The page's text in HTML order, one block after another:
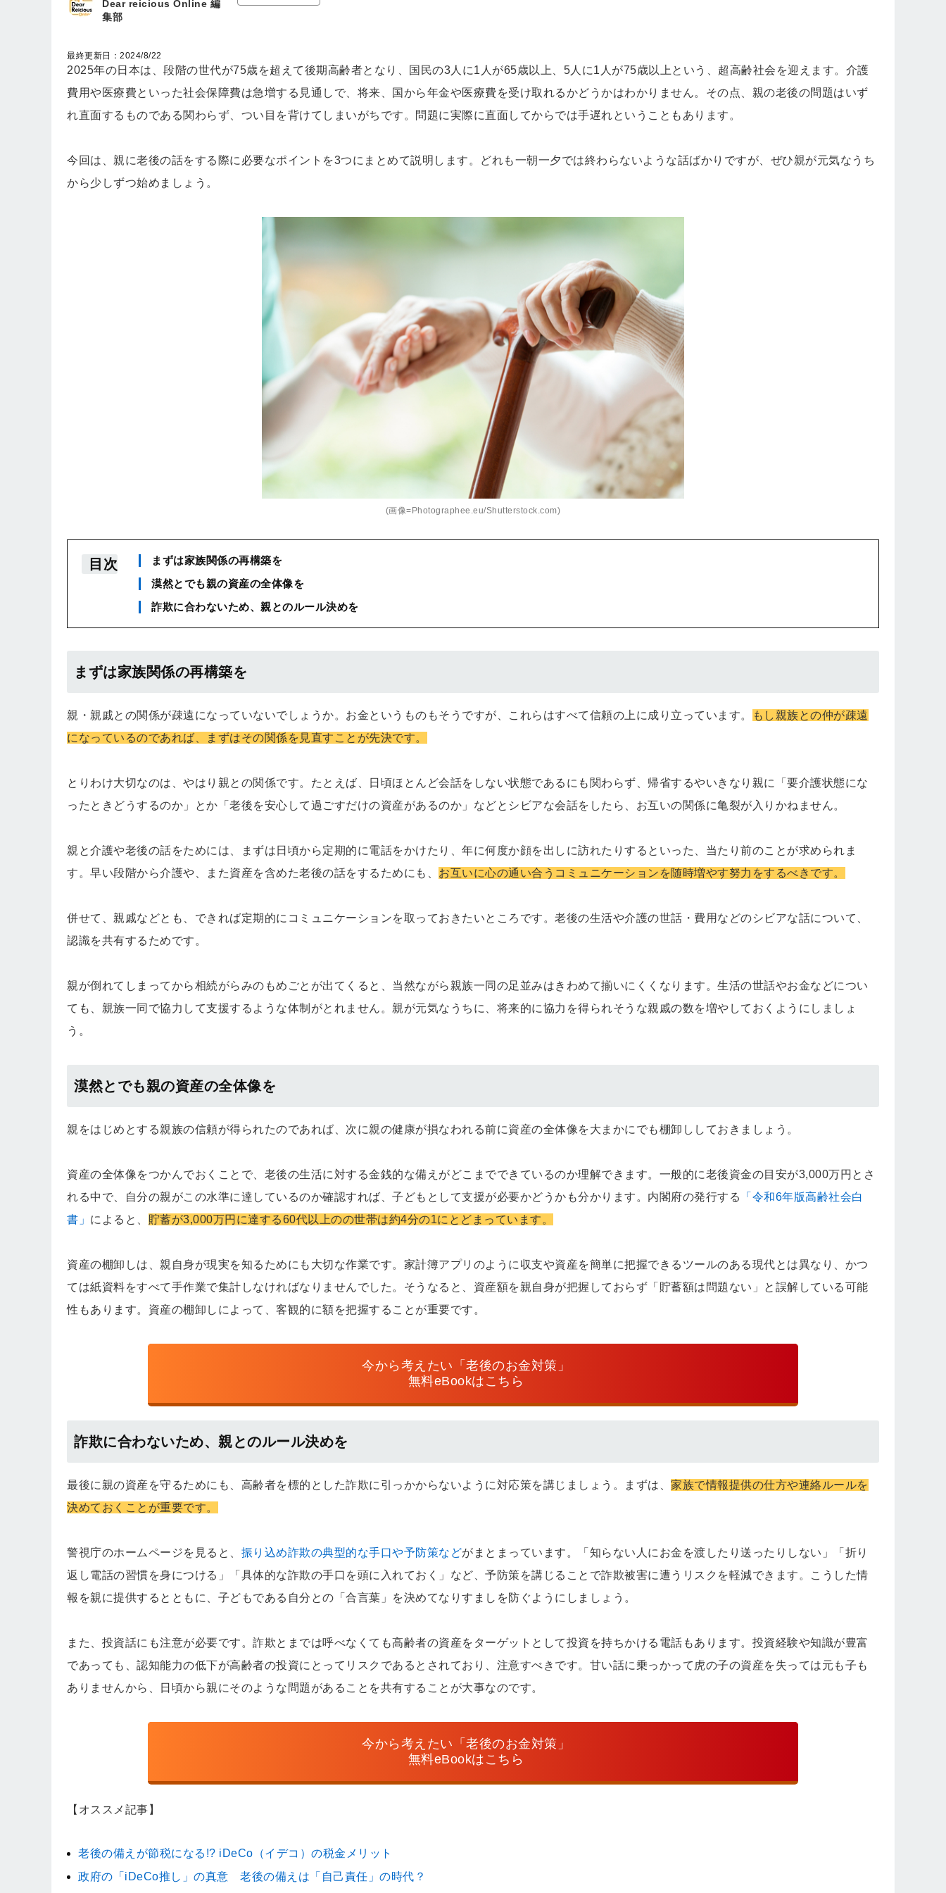
Dear reicious Online 編
集部
最終更新日：2024/8/22
2025年の日本は、段階の世代が75歳を超えて後期高齢者となり、国民の3人に1人が65歳以上、5人に1人が75歳以上という、超高齢社会を迎えます。介護
費用や医療費といった社会保障費は急増する見通しで、将来、国から年金や医療費を受け取れるかどうかはわかりません。その点、親の老後の問題はいず
れ直面するものである関わらず、つい目を背けてしまいがちです。問題に実際に直面してからでは手遅れということもあります。
今回は、親に老後の話をする際に必要なポイントを3つにまとめて説明します。どれも一朝一夕では終わらないような話ばかりですが、ぜひ親が元気なうち
から少しずつ始めましょう。
(画像=Photographee.eu/Shutterstock.com)
目次
まずは家族関係の再構築を
漠然とでも親の資産の全体像を
詐欺に合わないため、親とのルール決めを
まずは家族関係の再構築を
親・親戚との関係が疎遠になっていないでしょうか。お金というものもそうですが、これらはすべて信頼の上に成り立っています。
もし親族との仲が疎遠
になっているのであれば、まずはその関係を見直すことが先決です。
とりわけ大切なのは、やはり親との関係です。たとえば、日頃ほとんど会話をしない状態であるにも関わらず、帰省するやいきなり親に「要介護状態にな
ったときどうするのか」とか「老後を安心して過ごすだけの資産があるのか」などとシビアな会話をしたら、お互いの関係に亀裂が入りかねません。
親と介護や老後の話をためには、まずは日頃から定期的に電話をかけたり、年に何度か顔を出しに訪れたりするといった、当たり前のことが求められま
す。早い段階から介護や、また資産を含めた老後の話をするためにも、 お互いに心の通い合うコミュニケーションを随時増やす努力をするべきです。
併せて、親戚などとも、できれば定期的にコミュニケーションを取っておきたいところです。老後の生活や介護の世話・費用などのシビアな話について、
認識を共有するためです。
親が倒れてしまってから相続がらみのもめごとが出てくると、当然ながら親族一同の足並みはきわめて揃いにくくなります。生活の世話やお金などについ
ても、親族一同で協力して支援するような体制がとれません。親が元気なうちに、将来的に協力を得られそうな親戚の数を増やしておくようにしましょ
う。
漠然とでも親の資産の全体像を
親をはじめとする親族の信頼が得られたのであれば、次に親の健康が損なわれる前に資産の全体像を大まかにでも棚卸ししておきましょう。
資産の全体像をつかんでおくことで、老後の生活に対する金銭的な備えがどこまでできているのか理解できます。一般的に老後資金の目安が3,000万円とさ
れる中で、自分の親がこの水準に達しているのか確認すれば、子どもとして支援が必要かどうかも分かります。内閣府の発行する
「令和6年版高齢社会白
書」 によると、 貯蓄が3,000万円に達する60代以上のの世帯は約4分の1にとどまっています。
資産の棚卸しは、親自身が現実を知るためにも大切な作業です。家計簿アプリのように収支や資産を簡単に把握できるツールのある現代とは異なり、かつ
ては紙資料をすべて手作業で集計しなければなりませんでした。そうなると、資産額を親自身が把握しておらず「貯蓄額は問題ない」と誤解している可能
性もあります。資産の棚卸しによって、客観的に額を把握することが重要です。
今から考えたい「老後のお金対策」
無料eBookはこちら
詐欺に合わないため、親とのルール決めを
最後に親の資産を守るためにも、高齢者を標的とした詐欺に引っかからないように対応策を講じましょう。まずは、 家族で情報提供の仕方や連絡ルールを
決めておくことが重要です。
警視庁のホームページを見ると、 振り込め詐欺の典型的な手口や予防策などがまとまっています。「知らない人にお金を渡したり送ったりしない」「折り
返し電話の習慣を身につける」「具体的な詐欺の手口を頭に入れておく」など、予防策を講じることで詐欺被害に遭うリスクを軽減できます。こうした情
報を親に提供するとともに、子どもである自分との「合言葉」を決めてなりすましを防ぐようにしましょう。
また、投資話にも注意が必要です。詐欺とまでは呼べなくても高齢者の資産をターゲットとして投資を持ちかける電話もあります。投資経験や知識が豊富
であっても、認知能力の低下が高齢者の投資にとってリスクであるとされており、注意すべきです。甘い話に乗っかって虎の子の資産を失っては元も子も
ありませんから、日頃から親にそのような問題があることを共有することが大事なのです。
今から考えたい「老後のお金対策」
無料eBookはこちら
【オススメ記事】
老後の備えが節税になる!? iDeCo（イデコ）の税金メリット
政府の「iDeCo推し」の真意 老後の備えは「自己責任」の時代？